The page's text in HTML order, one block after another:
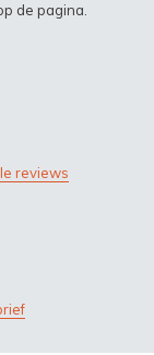
de pagina.
reviews